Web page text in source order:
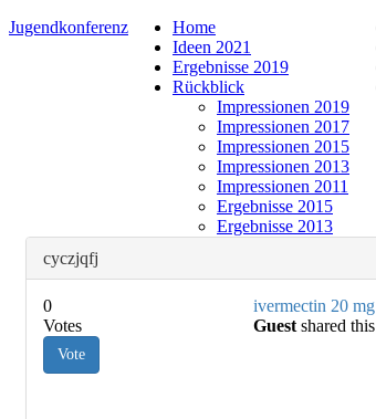
Jugendkonferenz
Home
Ideen 2021
Ergebnisse 2019
Rückblick
Impressionen 2019
Impressionen 2017
Impressionen 2015
Impressionen 2013
Impressionen 2011
Ergebnisse 2015
Ergebnisse 2013
cyczjqfj
0
Votes
Vote
ivermectin 20 mg
Guest shared